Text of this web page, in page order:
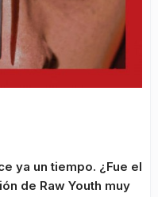
ya un tiempo. ¿Fue el
de Raw Youth muy